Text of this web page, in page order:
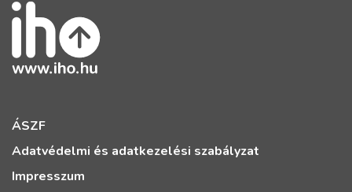
ÁSZF
Adatvédelmi és adatkezelési szabályzat
Impresszum